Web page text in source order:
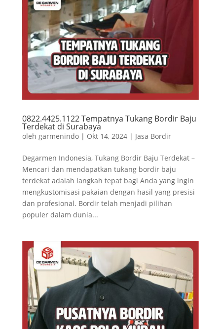
0822.4425.1122 Tempatnya Tukang Bordir Baju
Terdekat di Surabaya
oleh garmenindo| Okt 14, 2024| Jasa Bordir
Degarmen Indonesia, Tukang Bordir Baju Terdekat –
Mencari dan mendapatkan tukang bordir baju
terdekat adalah langkah tepat bagi Anda yang ingin
mengkustomisasi pakaian dengan hasil yang presisi
dan profesional. Bordir telah menjadi pilihan
populer dalam dunia...